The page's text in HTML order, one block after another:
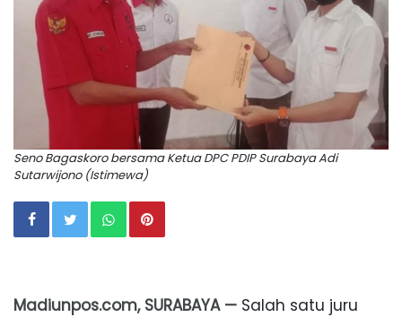
Seno Bagaskoro bersama Ketua DPC PDIP Surabaya Adi
Sutarwijono (Istimewa)
Madiunpos.com, SURABAYA — Salah satu juru